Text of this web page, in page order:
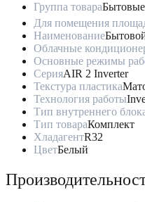
Группа товара
Для помещения
Наименование
Облачные
Основные режимы
СерияAIR 2 Inverter
Текстура пластика
Технология работы
Тип внутреннего
Тип товараКомплект
ХладагентR32
ЦветБелый